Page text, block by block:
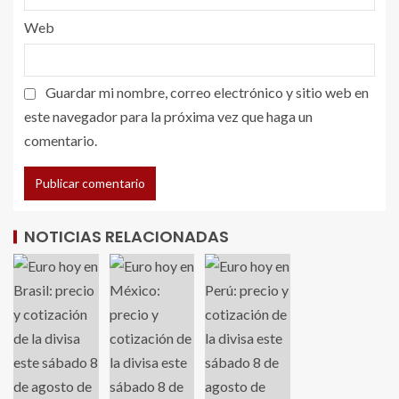
Web
Guardar mi nombre, correo electrónico y sitio web en
este navegador para la próxima vez que haga un
comentario.
NOTICIAS RELACIONADAS